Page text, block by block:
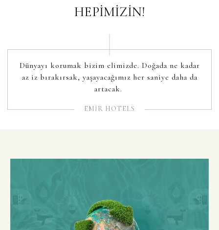
HEPİMİZİN!
Dünyayı korumak bizim elimizde. Doğada ne kadar
az iz bırakırsak, yaşayacağımız her saniye daha da
artacak.
EMİR HOTELS